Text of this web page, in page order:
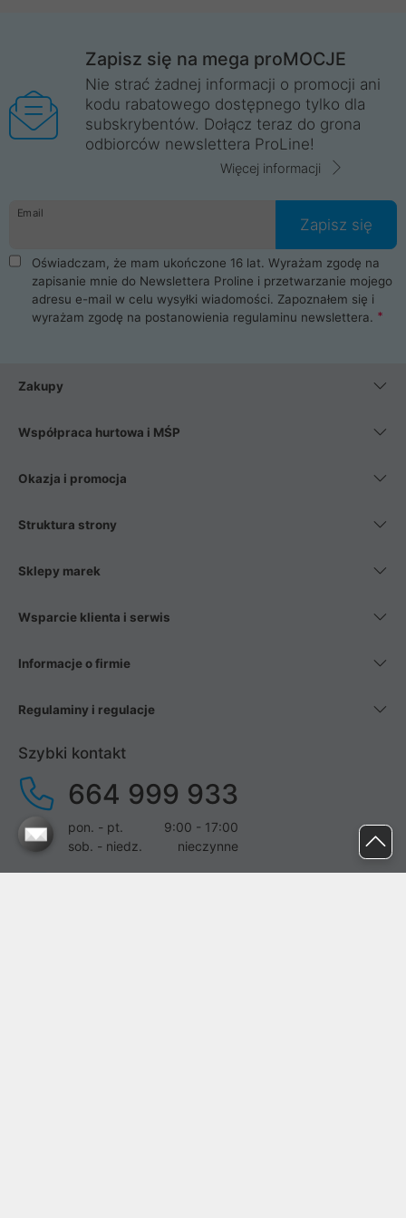
Zapisz się na mega proMOCJE
Nie strać żadnej informacji o promocji ani
kodu rabatowego dostępnego tylko dla
subskrybentów. Dołącz teraz do grona
odbiorców newslettera ProLine!
Więcej informacji
Email
Zapisz się
Oświadczam, że mam ukończone 16 lat. Wyrażam zgodę na
zapisanie mnie do Newslettera Proline i przetwarzanie mojego
adresu e-mail w celu wysyłki wiadomości. Zapoznałem się i
wyrażam zgodę na postanowienia regulaminu newslettera.
Zakupy
Współpraca hurtowa i MŚP
Okazja i promocja
Struktura strony
Sklepy marek
Wsparcie klienta i serwis
Informacje o firmie
Regulaminy i regulacje
Szybki kontakt
664 999 933
pon. - pt.
9:00 - 17:00
sob. - niedz.
nieczynne